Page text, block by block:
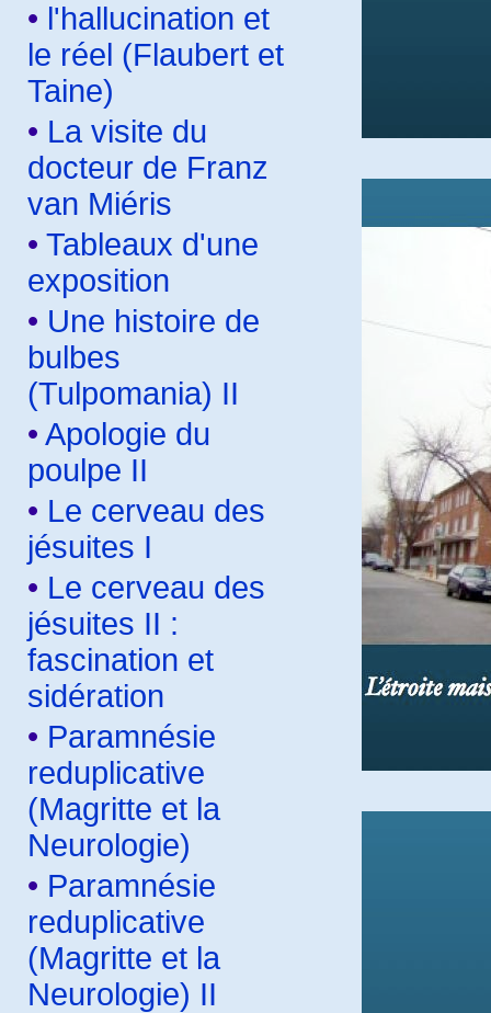
• l'hallucination et
le réel (Flaubert et
Taine)
• La visite du
docteur de Franz
van Miéris
• Tableaux d'une
exposition
• Une histoire de
bulbes
(Tulpomania) II
• Apologie du
poulpe II
• Le cerveau des
jésuites I
• Le cerveau des
jésuites II :
fascination et
sidération
• Paramnésie
reduplicative
(Magritte et la
Neurologie)
• Paramnésie
reduplicative
(Magritte et la
Neurologie) II